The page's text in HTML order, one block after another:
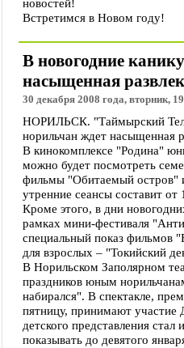
новостей!
Встретимся в Новом году!
В новогодние
насыщенная
30 декабря 2008 года, вторник,
НОРИЛЬСК. "Таймырский
норильчан ждет насыщенная
В кинокомплексе "Родина"
можно будет посмотреть
фильмы "Обитаемый остров"
утренние сеансы составит
Кроме этого, в дни
рамках мини-фестиваля
специальный показ фильмов
для взрослых – "Токийский
В Норильском Заполярном
праздников юным
набирался". В спектакле,
пятницу, принимают
детского представления
показывать до девятого